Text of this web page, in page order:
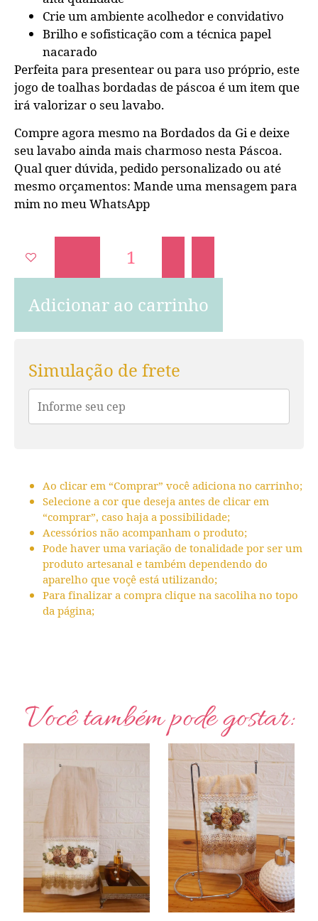
Crie um ambiente acolhedor e convidativo
Brilho e sofisticação com a técnica papel
nacarado
Perfeita para presentear ou para uso próprio, este
jogo de toalhas bordadas de páscoa é um item que
irá valorizar o seu lavabo.
Compre agora mesmo na Bordados da Gi e deixe
seu lavabo ainda mais charmoso nesta Páscoa.
Qual quer dúvida, pedido personalizado ou até
mesmo orçamentos: Mande uma mensagem para
mim no meu WhatsApp
Adicionar ao carrinho
Simulação de frete
Ao clicar em “Comprar” você adiciona no carrinho;
Selecione a cor que deseja antes de clicar em
“comprar”, caso haja a possibilidade;
Acessórios não acompanham o produto;
Pode haver uma variação de tonalidade por ser um
produto artesanal e também dependendo do
aparelho que voçê está utilizando;
Para finalizar a compra clique na sacoliha no topo
da página;
Você também pode gostar: